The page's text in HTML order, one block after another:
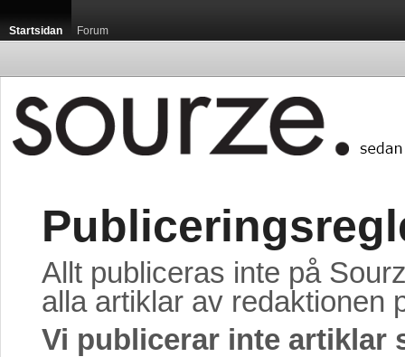
Startsidan Forum
Allt publiceras inte på
alla artiklar av redaktionen
Vi publicerar inte artiklar